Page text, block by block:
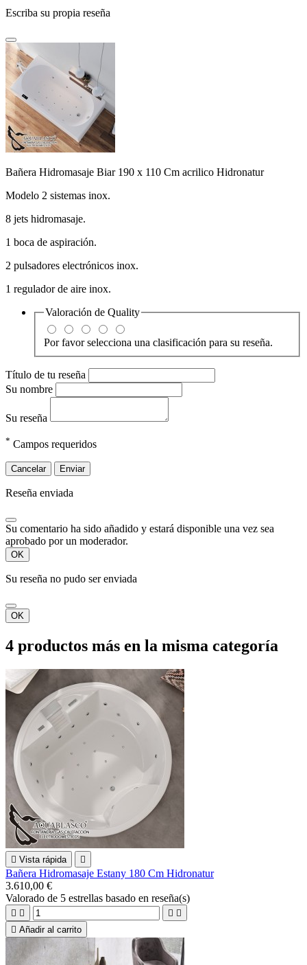
Escriba su propia reseña
Bañera Hidromasaje Biar 190 x 110 Cm acrilico Hidronatur
Modelo 2 sistemas inox.
8 jets hidromasaje.
1 boca de aspiración.
2 pulsadores electrónicos inox.
1 regulador de aire inox.
Valoración de Quality
Por favor selecciona una clasificación para su reseña.
Título de tu reseña
Su nombre
Su reseña
* Campos requeridos
Cancelar Enviar
Reseña enviada
Su comentario ha sido añadido y estará disponible una vez sea
aprobado por un moderador.
OK
Su reseña no pudo ser enviada
OK
4 productos más en la misma categoría
 Vista rápida 
Bañera Hidromasaje Estany 180 Cm Hidronatur
3.610,00 €
Valorado de 5 estrellas basado en reseña(s)
   
 Añadir al carrito